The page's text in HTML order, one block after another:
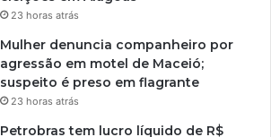
23 horas atrás
Mulher denuncia companheiro por
agressão em motel de Maceió;
suspeito é preso em flagrante
23 horas atrás
Petrobras tem lucro líquido de R$